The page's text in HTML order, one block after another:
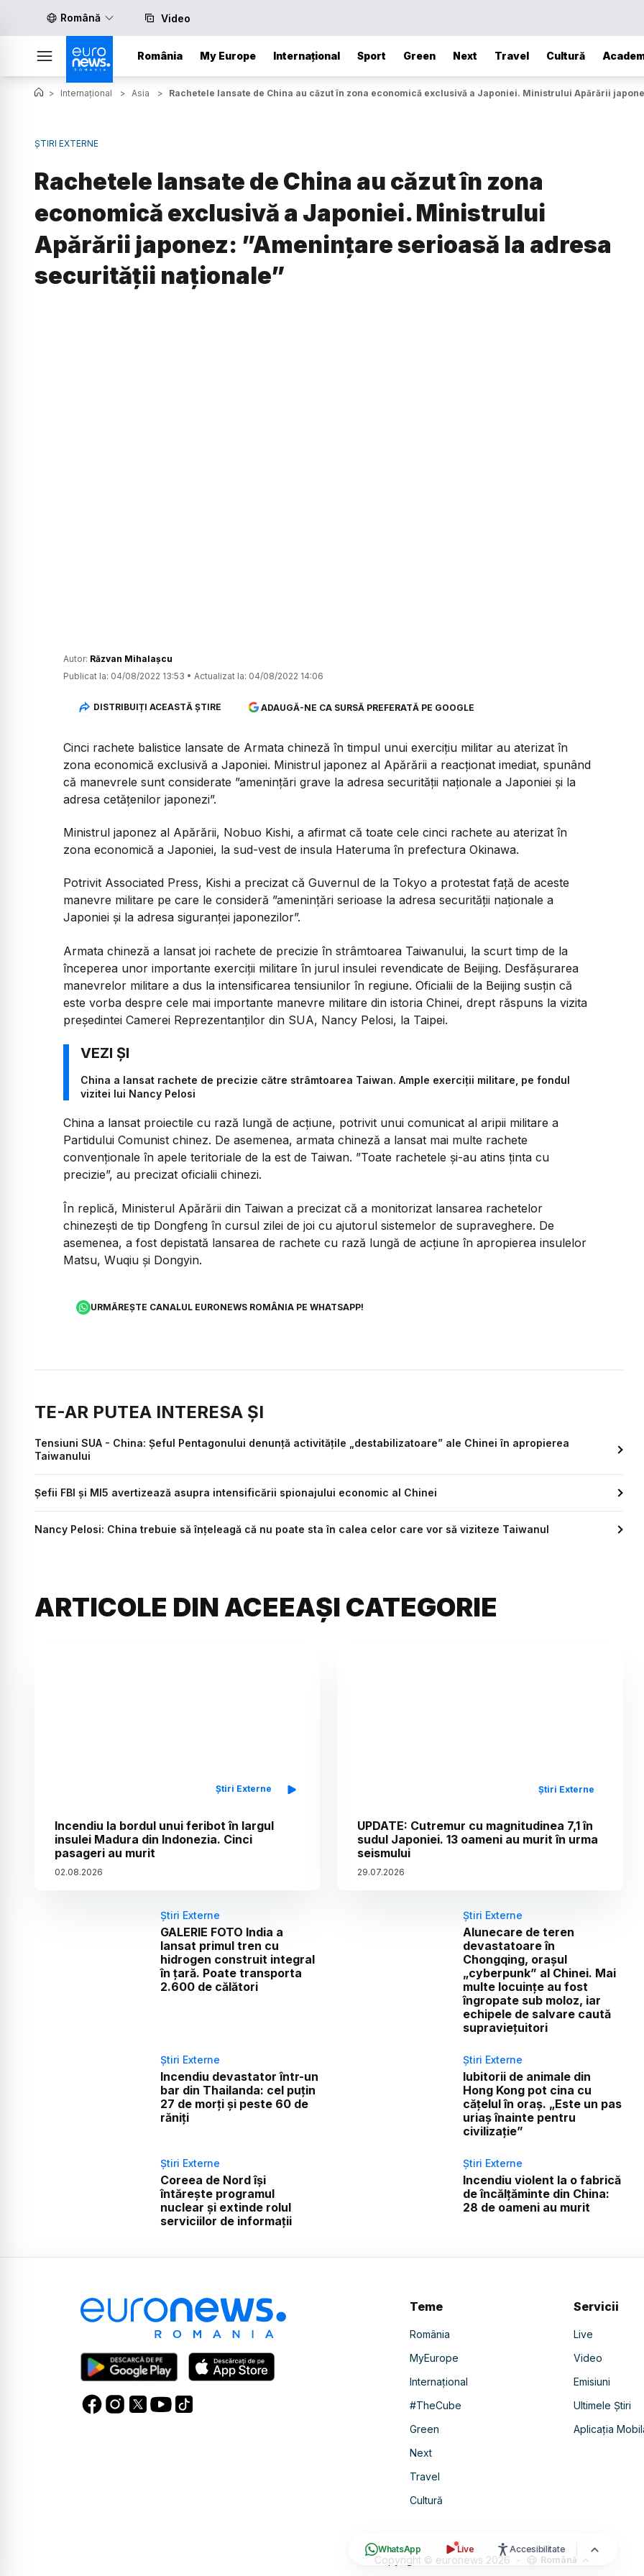
Română Video
România My Europe Internațional Sport Green Next Travel Cultură
WhatsApp Live Accesibilitate
> Internațional > Asia > Rachetele lansate de China au căzut în zona economică exclusivă a Japoniei. Ministrului Apărării
ȘTIRI EXTERNE
Rachetele lansate de China au căzut în zona
economică exclusivă a Japoniei. Ministrului
Apărării japonez: ”Amenințare serioasă la adresa
securității naționale”
Autor: Răzvan Mihalașcu
Publicat la: 04/08/2022 13:53 • Actualizat la: 04/08/2022 14:06
DISTRIBUIȚI ACEASTĂ ȘTIRE ADAUGĂ-NE CA SURSĂ PREFERATĂ PE GOOGLE
Cinci rachete balistice lansate de Armata chineză în timpul unui exercițiu militar au aterizat în
zona economică exclusivă a Japoniei. Ministrul japonez al Apărării a reacționat imediat, spunând
că manevrele sunt considerate ”amenințări grave la adresa securității naționale a Japoniei și la
adresa cetățenilor japonezi”.
Ministrul japonez al Apărării, Nobuo Kishi, a afirmat că toate cele cinci rachete au aterizat în
zona economică a Japoniei, la sud-vest de insula Hateruma în prefectura Okinawa.
Potrivit Associated Press, Kishi a precizat că Guvernul de la Tokyo a protestat față de aceste
manevre militare pe care le consideră ”amenințări serioase la adresa securității naționale a
Japoniei și la adresa siguranței japonezilor”.
Armata chineză a lansat joi rachete de precizie în strâmtoarea Taiwanului, la scurt timp de la
începerea unor importante exerciții militare în jurul insulei revendicate de Beijing. Desfășurarea
manevrelor militare a dus la intensificarea tensiunilor în regiune. Oficialii de la Beijing susțin că
este vorba despre cele mai importante manevre militare din istoria Chinei, drept răspuns la vizita
preşedintei Camerei Reprezentanţilor din SUA, Nancy Pelosi, la Taipei.
China a lansat rachete de precizie către strâmtoarea Taiwan. Ample exerciții militare, pe fondul
vizitei lui Nancy Pelosi
China a lansat proiectile cu rază lungă de acțiune, potrivit unui comunicat al aripii militare a
Partidului Comunist chinez. De asemenea, armata chineză a lansat mai multe rachete
convenționale în apele teritoriale de la est de Taiwan. ”Toate rachetele și-au atins ținta cu
precizie”, au precizat oficialii chinezi.
În replică, Ministerul Apărării din Taiwan a precizat că a monitorizat lansarea rachetelor
chinezești de tip Dongfeng în cursul zilei de joi cu ajutorul sistemelor de supraveghere. De
asemenea, a fost depistată lansarea de rachete cu rază lungă de acțiune în apropierea insulelor
Matsu, Wuqiu și Dongyin.
URMĂREȘTE CANALUL EURONEWS ROMÂNIA PE WHATSAPP!
TE-AR PUTEA INTERESA ȘI
Tensiuni SUA - China: Şeful Pentagonului denunţă activitățile „destabilizatoare” ale Chinei în apropierea
Taiwanului
Șefii FBI și MI5 avertizează asupra intensificării spionajului economic al Chinei
Nancy Pelosi: China trebuie să înțeleagă că nu poate sta în calea celor care vor să viziteze Taiwanul
ARTICOLE DIN ACEEAȘI CATEGORIE
Știri Externe
Incendiu la bordul unui feribot în largul
insulei Madura din Indonezia. Cinci
pasageri au murit
02.08.2026
Știri Externe
UPDATE: Cutremur cu magnitudinea 7,1 în
sudul Japoniei. 13 oameni au murit în urma
seismului
29.07.2026
Știri Externe
GALERIE FOTO India a
lansat primul tren cu
hidrogen construit integral
în țară. Poate transporta
2.600 de călători
Știri Externe
Alunecare de teren
devastatoare în
Chongqing, orașul
„cyberpunk” al Chinei. Mai
multe locuințe au fost
îngropate sub moloz, iar
echipele de salvare caută
supraviețuitori
Știri Externe
Incendiu devastator într-un
bar din Thailanda: cel puțin
27 de morți și peste 60 de
răniți
Știri Externe
Iubitorii de animale din
Hong Kong pot cina cu
cățelul în oraș. „Este un pas
uriaș înainte pentru
civilizație”
Știri Externe
Coreea de Nord își
întărește programul
nuclear și extinde rolul
serviciilor de informații
Știri Externe
Incendiu violent la o fabrică
de încălţăminte din China:
28 de oameni au murit
Teme
România
MyEurope
Internațional
#TheCube
Green
Next
Travel
Cultură
Servicii
Live
Video
Emisiuni
Ultimele Știri
Aplicația
Copyright © euronews 2026 - Română